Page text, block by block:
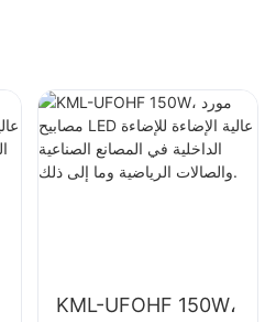
والمستودعات.
KML-UFOHF 150W،